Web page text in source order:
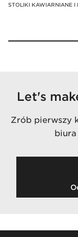
STOLIKI KAWIARNIANE I
Let's
Zrób pierwszy